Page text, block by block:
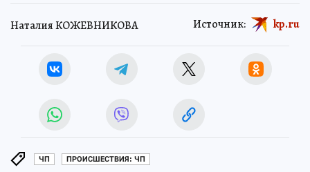
Наталия КОЖЕВНИКОВА Источник: kp.ru
ЧП ПРОИСШЕСТВИЯ: ЧП